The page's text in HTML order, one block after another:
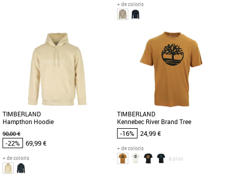
Vêtements pas cher et Promos
Barbour vous propose cet élégant pull
en laine Marlow Half Zip Sweater avec
un col zippé. Fabriqué [...]
+ de coloris
Vêtements pas cher et Promos
Vêtements
Barbour vous propose cet élégant pull
à col V en laine Marlow V Neck Sweater
TIMBERLAND
Hampthon Hoodie
90,00 €
-22% 69,99 €
+ de coloris
TIMBERLAND
Kennebec River Brand Tree
-16% 24,99 €
+ de coloris
& plus